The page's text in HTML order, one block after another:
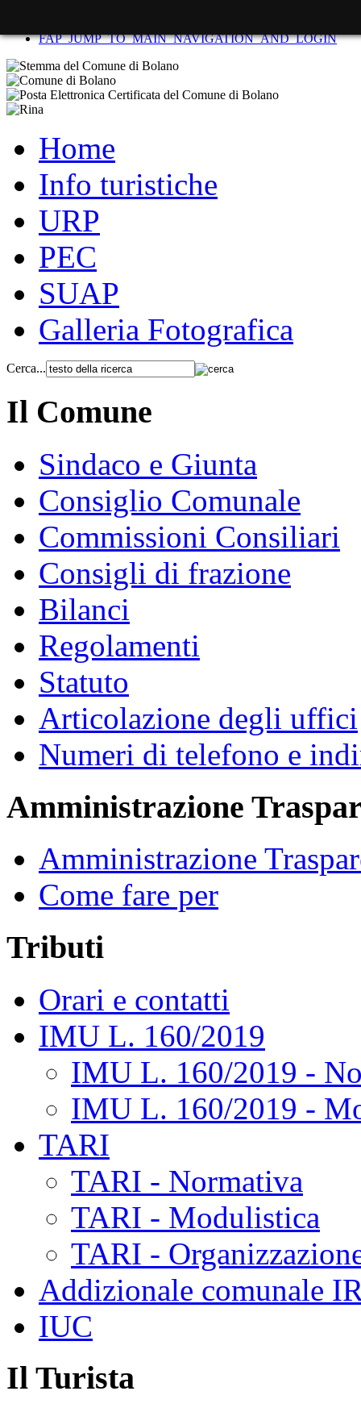
FAP_JUMP_TO_MAIN_NAVIGATION_AND_LOGIN
Home
Info turistiche
URP
PEC
SUAP
Galleria Fotografica
Cerca...
Il Comune
Sindaco e Giunta
Consiglio Comunale
Commissioni Consiliari
Consigli di frazione
Bilanci
Regolamenti
Statuto
Articolazione degli uffici
Numeri di telefono e
Amministrazione
Amministrazione
Come fare per
Tributi
Orari e contatti
IMU L. 160/2019
IMU L. 160/2019 -
IMU L. 160/2019 -
TARI
TARI - Normativa
TARI - Modulistica
TARI -
Addizionale comunale
IUC
Il Turista